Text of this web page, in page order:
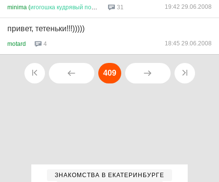
minima (игогошка кудрявый понь 31 19:42 29.06.2008
привет, тетеньки!!!)))))
motard 4 18:45 29.06.2008
409
ЗНАКОМСТВА В ЕКАТЕРИНБУРГЕ